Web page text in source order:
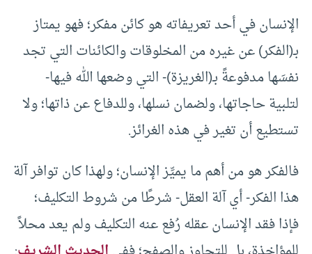
الإنسان في أحد تعريفاته هو كائن مفكر؛ فهو يمتاز
بـ(الفكر) عن غيره من المخلوقات والكائنات التي تجد
نفسَها مدفوعةً بـ(الغريزة)- التي وضعها الله فيها-
لتلبية حاجاتها، ولضمان نسلها، وللدفاع عن ذاتها؛ ولا
تستطيع أن تغير في هذه الغرائز.
فالفكر هو من أهم ما يميِّز الإنسان؛ ولهذا كان توافر آلة
هذا الفكر- أي آلة العقل- شرطًا من شروط التكليف؛
فإذا فقد الإنسان عقله رُفع عنه التكليف ولم يعد محلاً